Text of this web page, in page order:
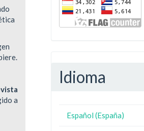
DE LA REVISTA
LA REVISTA
EDITORIAL
DE PRIVACIDAD
a
Idioma
Español (España)